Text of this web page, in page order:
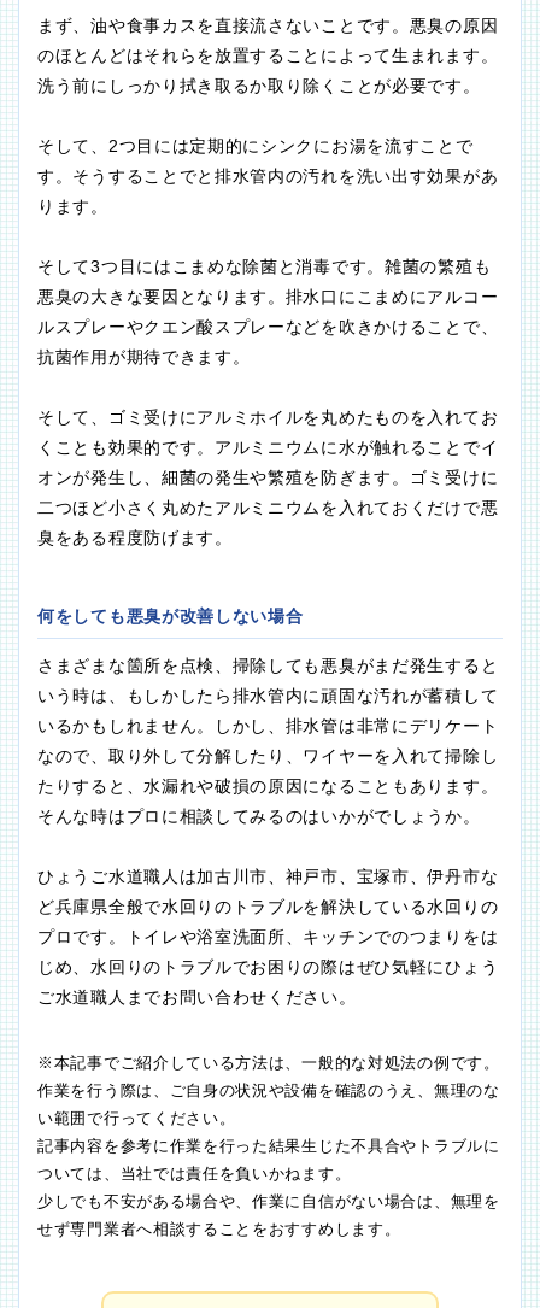
まず、油や食事カスを直接流さないことです。悪臭の原因
のほとんどはそれらを放置することによって生まれます。
洗う前にしっかり拭き取るか取り除くことが必要です。
そして、2つ目には定期的にシンクにお湯を流すことで
す。そうすることでと排水管内の汚れを洗い出す効果があ
ります。
そして3つ目にはこまめな除菌と消毒です。雑菌の繁殖も
悪臭の大きな要因となります。排水口にこまめにアルコー
ルスプレーやクエン酸スプレーなどを吹きかけることで、
抗菌作用が期待できます。
そして、ゴミ受けにアルミホイルを丸めたものを入れてお
くことも効果的です。アルミニウムに水が触れることでイ
オンが発生し、細菌の発生や繁殖を防ぎます。ゴミ受けに
二つほど小さく丸めたアルミニウムを入れておくだけで悪
臭をある程度防げます。
何をしても悪臭が改善しない場合
さまざまな箇所を点検、掃除しても悪臭がまだ発生すると
いう時は、もしかしたら排水管内に頑固な汚れが蓄積して
いるかもしれません。しかし、排水管は非常にデリケート
なので、取り外して分解したり、ワイヤーを入れて掃除し
たりすると、水漏れや破損の原因になることもあります。
そんな時はプロに相談してみるのはいかがでしょうか。
ひょうご水道職人は加古川市、神戸市、宝塚市、伊丹市な
ど兵庫県全般で水回りのトラブルを解決している水回りの
プロです。トイレや浴室洗面所、キッチンでのつまりをは
じめ、水回りのトラブルでお困りの際はぜひ気軽にひょう
ご水道職人までお問い合わせください。
※本記事でご紹介している方法は、一般的な対処法の例です。
作業を行う際は、ご自身の状況や設備を確認のうえ、無理のな
い範囲で行ってください。
記事内容を参考に作業を行った結果生じた不具合やトラブルに
ついては、当社では責任を負いかねます。
少しでも不安がある場合や、作業に自信がない場合は、無理を
せず専門業者へ相談することをおすすめします。